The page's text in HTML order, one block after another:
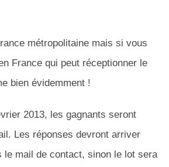
métropolitaine mais si vous
France qui peut réceptionner le
bien évidemment !
2013, les gagnants seront
Les réponses devront arriver
le mail de contact, sinon le lot sera